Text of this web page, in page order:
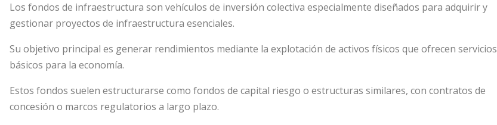
Los fondos de infraestructura son vehículos de inversión colectiva especialmente diseñados para adquirir y
gestionar proyectos de infraestructura esenciales.
Su objetivo principal es generar rendimientos mediante la explotación de activos físicos que ofrecen servicios
básicos para la economía.
Estos fondos suelen estructurarse como fondos de capital riesgo o estructuras similares, con contratos de
concesión o marcos regulatorios a largo plazo.